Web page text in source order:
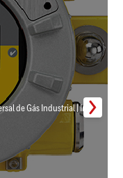
de Gás Industrial | Inmar